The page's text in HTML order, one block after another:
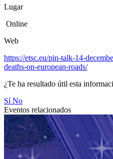
Lugar
Online
Web
https://etsc.eu/pin-talk-14-
deaths-on-european-roads/
¿Te ha resultado útil esta
SíNo
Eventos relacionados